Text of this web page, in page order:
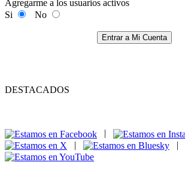
Agregarme a los usuarios activos
Si
No
Entrar a Mi Cuenta
DESTACADOS
|
|